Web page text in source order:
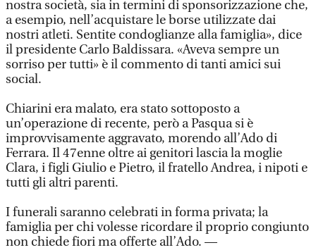
nostra società, sia in termini di sponsorizzazione che,
a esempio, nell’acquistare le borse utilizzate dai
nostri atleti. Sentite condoglianze alla famiglia», dice
il presidente Carlo Baldissara. «Aveva sempre un
sorriso per tutti» è il commento di tanti amici sui
social.
Chiarini era malato, era stato sottoposto a
un’operazione di recente, però a Pasqua si è
improvvisamente aggravato, morendo all’Ado di
Ferrara. Il 47enne oltre ai genitori lascia la moglie
Clara, i figli Giulio e Pietro, il fratello Andrea, i nipoti e
tutti gli altri parenti.
I funerali saranno celebrati in forma privata; la
famiglia per chi volesse ricordare il proprio congiunto
non chiede fiori ma offerte all’Ado. —